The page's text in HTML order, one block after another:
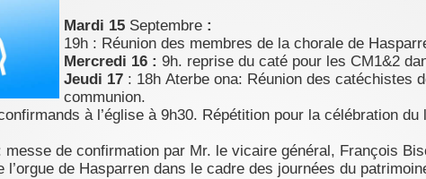
Mardi 15 Septembre:
19h : Réunion des membres de la chorale de
Mercredi 16 : 9h. reprise du caté pour les CM1&2
Jeudi 17 : 18h Aterbe ona: Réunion des catéchistes
communion.
à l’église à 9h30. Répétition pour la célébration du
messe de confirmation par Mr. le vicaire général, François
de Hasparren dans le cadre des journées du